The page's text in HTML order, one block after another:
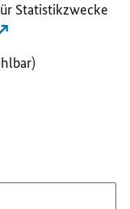
Statistikzwecke